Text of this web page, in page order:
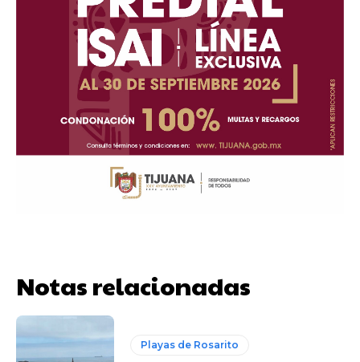
Notas relacionadas
Playas de Rosarito